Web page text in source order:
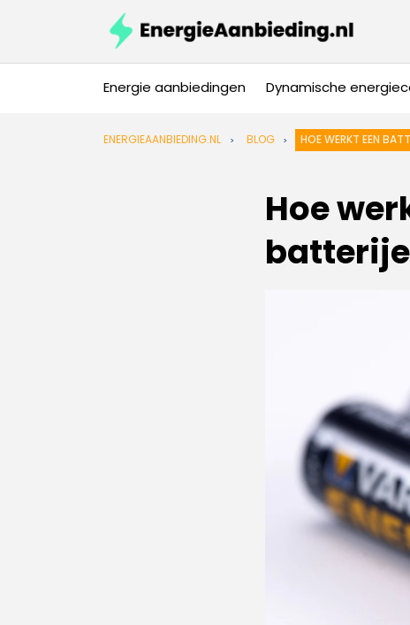
Energie aanbiedingen Dynamische
ENERGIEAANBIEDING.NL BLOG HOE WERKT EEN
Hoe